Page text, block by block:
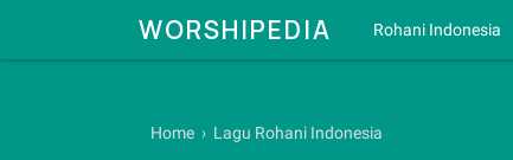
WORSHIPEDIA Rohani Indonesia
Home › Lagu Rohani Indonesia